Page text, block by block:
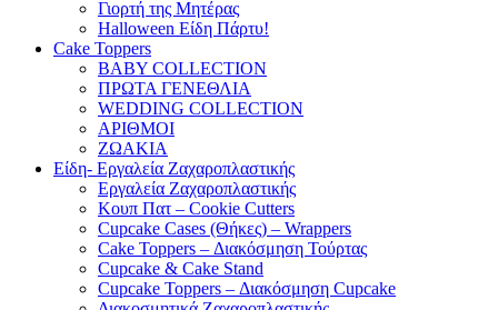
Γιορτή της Μητέρας
Halloween Είδη Πάρτυ!
Cake Toppers
BABY COLLECTION
ΠΡΩΤΑ ΓΕΝΕΘΛΙΑ
WEDDING COLLECTION
ΑΡΙΘΜΟΙ
ΖΩΑΚΙΑ
Είδη- Εργαλεία Ζαχαροπλαστικής
Εργαλεία Ζαχαροπλαστικής
Κουπ Πατ – Cookie Cutters
Cupcake Cases (Θήκες) – Wrappers
Cake Toppers – Διακόσμηση Τούρτας
Cupcake & Cake Stand
Cupcake Toppers – Διακόσμηση Cupcake